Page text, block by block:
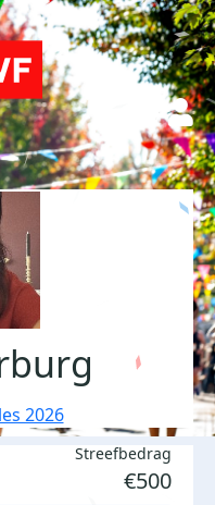
2026
Streefbedrag
€500